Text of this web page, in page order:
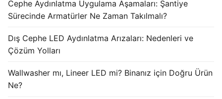
Cephe Animasyon DOTLED Serisi
Cephe Animasyon WallWasher Serisi
İLETİŞİM & SİPARİŞ
Cephe Aydınlatma Uygulama Aşamaları: Şantiye
Sürecinde Armatürler Ne Zaman Takılmalı?
Dış Cephe LED Aydınlatma Arızaları: Nedenleri ve
Çözüm Yolları
Wallwasher mı, Lineer LED mi? Binanız için Doğru Ürün
Ne?